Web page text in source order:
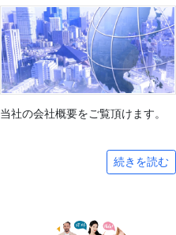
当社の会社概要をご覧頂けます。
続きを読む